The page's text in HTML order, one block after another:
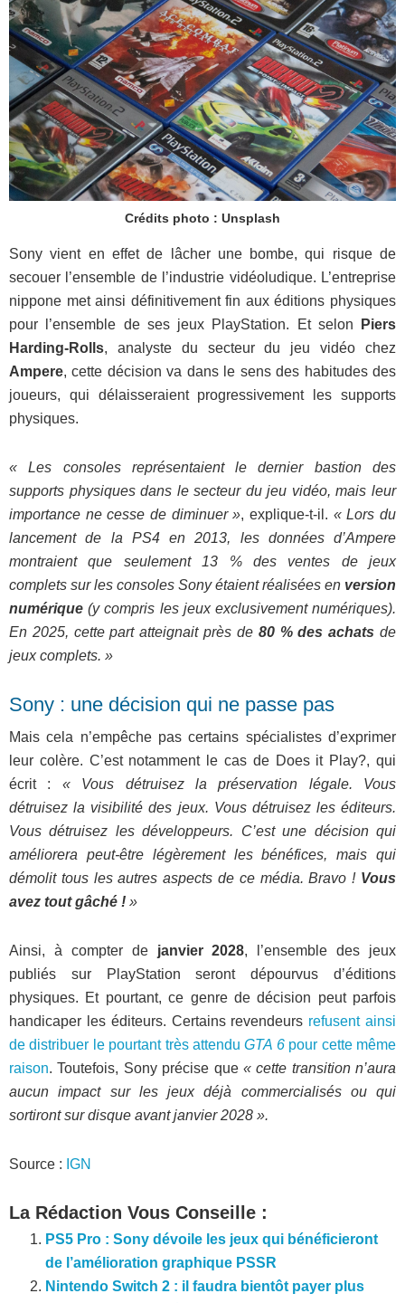
Crédits photo : Unsplash
Sony vient en effet de lâcher une bombe, qui risque de
secouer l’ensemble de l’industrie vidéoludique. L’entreprise
nippone met ainsi définitivement fin aux éditions physiques
pour l’ensemble de ses jeux PlayStation. Et selon
Piers
Harding-Rolls, analyste du secteur du jeu vidéo chez
Ampere, cette décision va dans le sens des habitudes des
joueurs, qui délaisseraient progressivement les supports
physiques.
« Les consoles représentaient le dernier bastion des
supports physiques dans le secteur du jeu vidéo, mais leur
importance ne cesse de diminuer », explique-t-il. « Lors du
lancement de la PS4 en 2013, les données d’Ampere
montraient que seulement 13 % des ventes de jeux
complets sur les consoles Sony étaient réalisées en version
numérique (y compris les jeux exclusivement numériques).
En 2025, cette part atteignait près de80 % des achats de
jeux complets. »
Sony : une décision qui ne passe pas
Mais cela n’empêche pas certains spécialistes d’exprimer
leur colère. C’est notamment le cas de Does it Play?, qui
écrit : « Vous détruisez la préservation légale. Vous
détruisez la visibilité des jeux. Vous détruisez les éditeurs.
Vous détruisez les développeurs. C’est une décision qui
améliorera peut-être légèrement les bénéfices, mais qui
démolit tous les autres aspects de ce média. Bravo ! Vous
avez tout gâché ! »
Ainsi, à compter dejanvier 2028, l’ensemble des jeux
publiés sur PlayStation seront dépourvus d’éditions
physiques. Et pourtant, ce genre de décision peut parfois
handicaper les éditeurs. Certains revendeurs refusent ainsi
de distribuer le pourtant très attenduGTA 6pour cette même
raison. Toutefois, Sony précise que « cette transition n’aura
aucun impact sur les jeux déjà commercialisés ou qui
sortiront sur disque avant janvier 2028 ».
Source : IGN
La Rédaction Vous Conseille :
PS5 Pro : Sony dévoile les jeux qui bénéficieront
de l’amélioration graphique PSSR
Nintendo Switch 2 : il faudra bientôt payer plus